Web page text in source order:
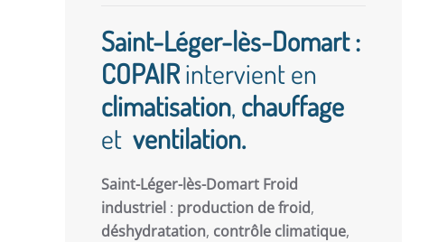
Saint-Léger-lès-Domart :
COPAIRintervient en
climatisation, chauffage
et ventilation.
Saint-Léger-lès-Domart Froid
industriel : production de froid,
déshydratation, contrôle climatique,